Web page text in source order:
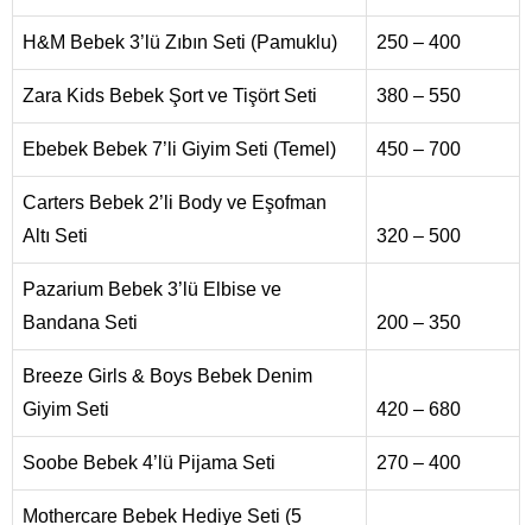
H&M Bebek 3’lü Zıbın Seti (Pamuklu) 250 – 400
Zara Kids Bebek Şort ve Tişört Seti 380 – 550
Ebebek Bebek 7’li Giyim Seti (Temel) 450 – 700
Carters Bebek 2’li Body ve Eşofman
Altı Seti
320 – 500
Pazarium Bebek 3’lü Elbise ve
Bandana Seti
200 – 350
Breeze Girls & Boys Bebek Denim
Giyim Seti
420 – 680
Soobe Bebek 4’lü Pijama Seti 270 – 400
Mothercare Bebek Hediye Seti (5